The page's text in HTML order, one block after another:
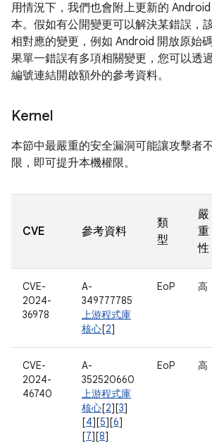
用情況下，我們也會附上更新的
本。假如有公開變更可以解決某錯誤，
相對應的變更，例如 Android 開放原始
果單一錯誤有多項相關變更，您可以透
編號連結開啟額外的參考資料。
Kernel
本節中最嚴重的安全漏洞可能讓攻擊者
限，即可提升本機權限。
CVE 參考資料
類
型
嚴
重
性
CVE-
2024-
36978
A-
349777785
上游程式庫
核心[2]
EoP 高
CVE-
2024-
46740
A-
352520660
上游程式庫
核心[2][3]
[4][5][6]
[7][8]
EoP 高